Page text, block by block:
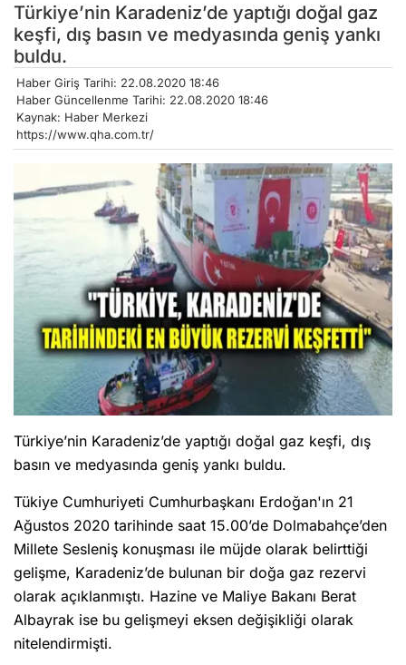
Türkiye’nin Karadeniz’de yaptığı doğal gaz
keşfi, dış basın ve medyasında geniş yankı
buldu.
Haber Giriş Tarihi: 22.08.2020 18:46
Haber Güncellenme Tarihi: 22.08.2020 18:46
Kaynak: Haber Merkezi
https://www.qha.com.tr/
Türkiye’nin Karadeniz’de yaptığı doğal gaz keşfi, dış
basın ve medyasında geniş yankı buldu.
Tükiye Cumhuriyeti Cumhurbaşkanı Erdoğan'ın 21
Ağustos 2020 tarihinde saat 15.00’de Dolmabahçe’den
Millete Sesleniş konuşması ile müjde olarak belirttiği
gelişme, Karadeniz’de bulunan bir doğa gaz rezervi
olarak açıklanmıştı. Hazine ve Maliye Bakanı Berat
Albayrak ise bu gelişmeyi eksen değişikliği olarak
nitelendirmişti.